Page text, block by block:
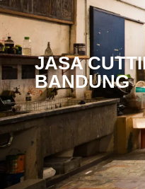
JASA
BANDUNG